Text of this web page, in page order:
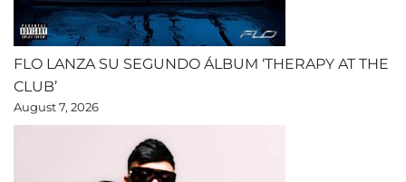
FLO LANZA SU SEGUNDO ÁLBUM ‘THERAPY AT THE
CLUB’
August 7, 2026